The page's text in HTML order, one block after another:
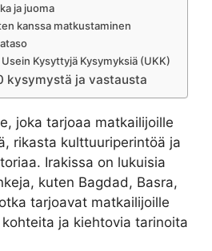
ja juoma
kanssa matkustaminen
Usein Kysyttyjä Kysymyksiä (UKK)
kysymystä ja vastausta
joka tarjoaa matkailijoille
rikasta kulttuuriperintöä ja
Irakissa on lukuisia
kuten Bagdad, Basra,
tarjoavat matkailijoille
ja kiehtovia tarinoita